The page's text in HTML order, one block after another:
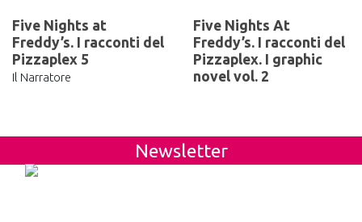
Five Nights at
Freddy’s. I racconti del
Pizzaplex 5
Il Narratore
Five Nights At
Freddy’s. I racconti del
Pizzaplex. I graphic
novel vol. 2
Newsletter